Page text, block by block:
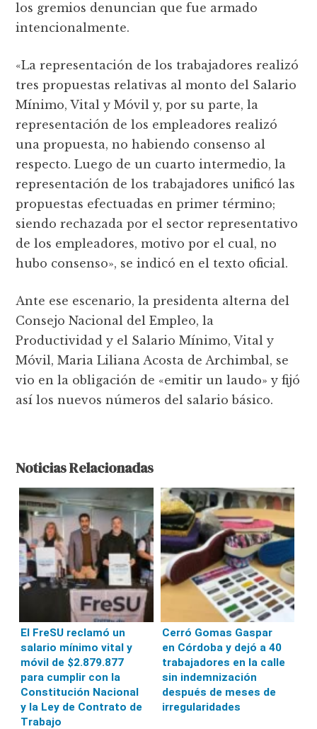
los gremios denuncian que fue armado
intencionalmente.
«La representación de los trabajadores realizó
tres propuestas relativas al monto del Salario
Mínimo, Vital y Móvil y, por su parte, la
representación de los empleadores realizó
una propuesta, no habiendo consenso al
respecto. Luego de un cuarto intermedio, la
representación de los trabajadores unificó las
propuestas efectuadas en primer término;
siendo rechazada por el sector representativo
de los empleadores, motivo por el cual, no
hubo consenso», se indicó en el texto oficial.
Ante ese escenario, la presidenta alterna del
Consejo Nacional del Empleo, la
Productividad y el Salario Mínimo, Vital y
Móvil, Maria Liliana Acosta de Archimbal, se
vio en la obligación de «emitir un laudo» y fijó
así los nuevos números del salario básico.
Noticias Relacionadas
El FreSU reclamó un
salario mínimo vital y
móvil de $2.879.877
para cumplir con la
Constitución Nacional
y la Ley de Contrato de
Trabajo
Cerró Gomas Gaspar
en Córdoba y dejó a 40
trabajadores en la calle
sin indemnización
después de meses de
irregularidades